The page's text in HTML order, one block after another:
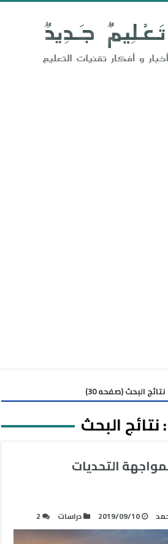
البحث (صفحه 30)
نتائج البحث
التحديات
2019/09/10 دراسات 2